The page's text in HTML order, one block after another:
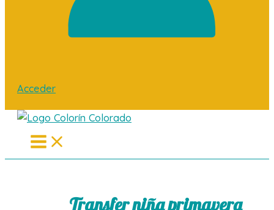
Acceder
Main
Menu
Transfer niña primavera